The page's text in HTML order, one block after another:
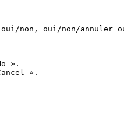
oui/non, oui/non/annuler
».
».